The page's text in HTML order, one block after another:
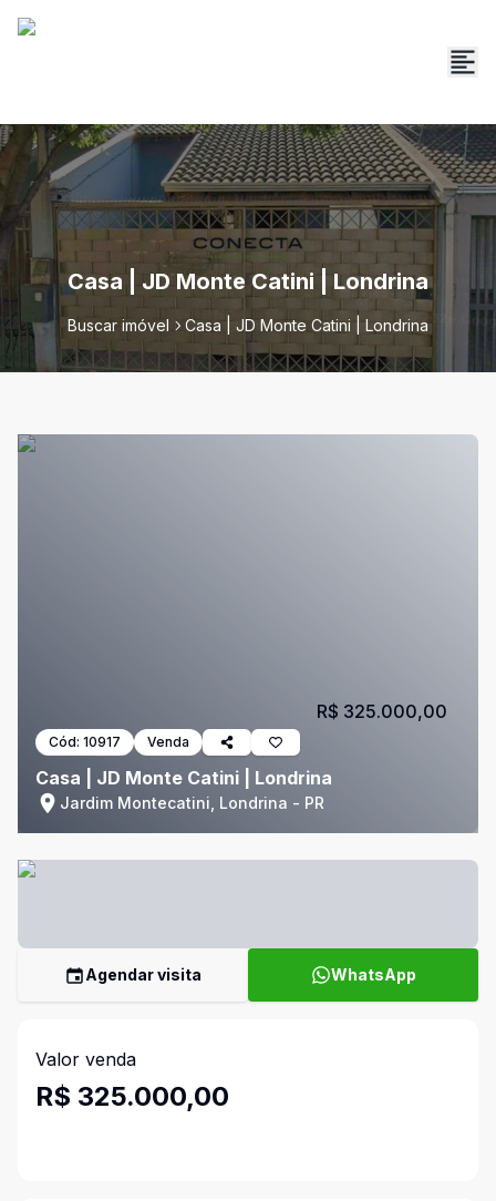
Casa | JD Monte Catini | Londrina
Buscar imóvel Casa | JD Monte Catini | Londrina
Cód: 10917 Venda
Casa | JD Monte Catini | Londrina
Jardim Montecatini, Londrina - PR
R$ 325.000,00
Agendar visita WhatsApp
Valor venda
R$ 325.000,00